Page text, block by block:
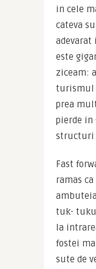
in cele
cateva
adevarat
este
ziceam:
turismul
prea
pierde in
structuri
Fast
ramas
tuk-
la
fostei
sute de